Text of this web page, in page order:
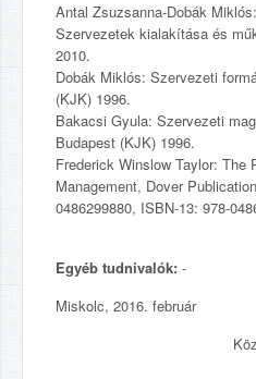
Antal Zsuzsanna-Dobák
Szervezetek kialakítása és
2010.
Dobák Miklós: Szervezeti
(KJK) 1996.
Bakacsi Gyula: Szervezeti
Budapest (KJK) 1996.
Frederick Winslow Taylor: The
Management, Dover
0486299880, ISBN-13: 978-
Egyéb tudnivalók: -
Miskolc, 2016. február